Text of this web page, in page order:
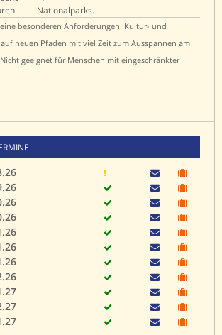
besonderen Anforderungen. Kultur- und
neuen Pfaden mit viel Zeit zum Ausspannen am
geeignet für Menschen mit eingeschränkter